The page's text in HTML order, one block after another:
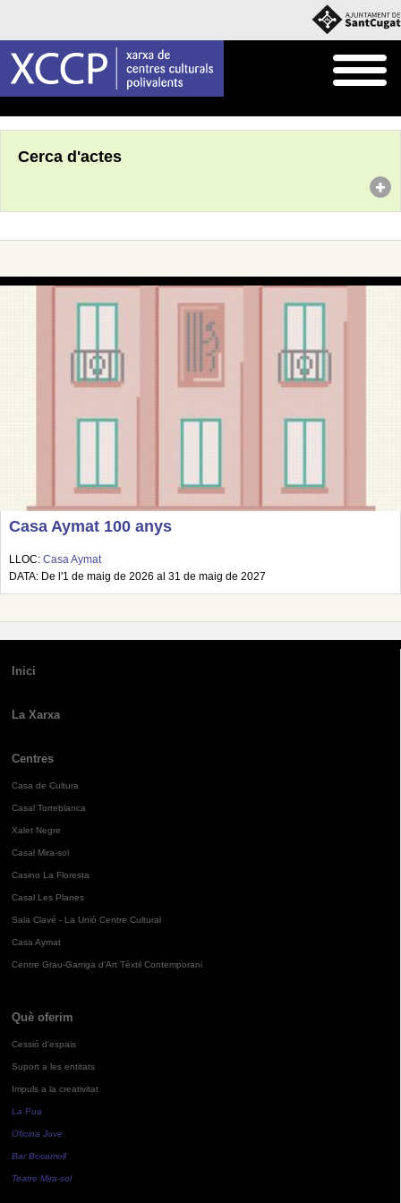
Cerca d'actes
Casa Aymat 100 anys
LLOC: Casa Aymat
DATA: De l'1 de maig de 2026 al 31 de maig de 2027
Inici
La Xarxa
Centres
Casa de Cultura
Casal Torreblanca
Xalet Negre
Casal Mira-sol
Casino La Floresta
Casal Les Planes
Sala Clavé - La Unió Centre Cultural
Casa Aymat
Centre Grau-Garriga d'Art Tèxtil Contemporani
Què oferim
Cessió d'espais
Suport a les entitats
Impuls a la creativitat
La Pua
Oficina Jove
Bar Bocamoll
Teatre Mira-sol